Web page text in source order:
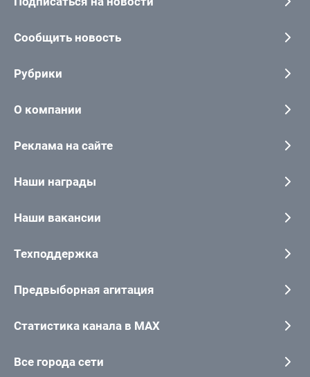
Сообщить новость
Рубрики
О компании
Реклама на сайте
Наши награды
Наши вакансии
Техподдержка
Предвыборная агитация
Статистика канала в MAX
Все города сети